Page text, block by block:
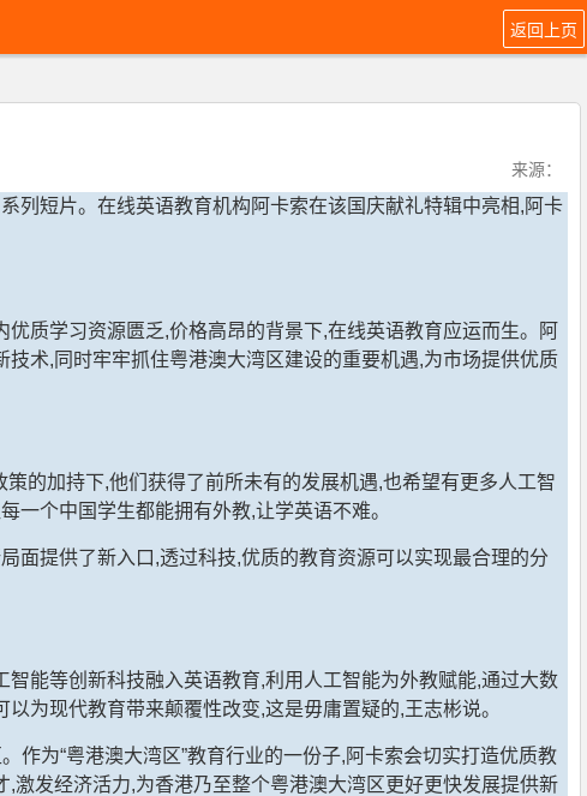
返回上页
来源：
列短片。在线英语教育机构阿卡索在该国庆献礼特辑中亮相,阿卡
质学习资源匮乏,价格高昂的背景下,在线英语教育应运而生。阿
术,同时牢牢抓住粤港澳大湾区建设的重要机遇,为市场提供优质
的加持下,他们获得了前所未有的发展机遇,也希望有更多人工智
一个中国学生都能拥有外教,让学英语不难。
面提供了新入口,透过科技,优质的教育资源可以实现最合理的分
能等创新科技融入英语教育,利用人工智能为外教赋能,通过大数
为现代教育带来颠覆性改变,这是毋庸置疑的,王志彬说。
作为“粤港澳大湾区”教育行业的一份子,阿卡索会切实打造优质教
激发经济活力,为香港乃至整个粤港澳大湾区更好更快发展提供新